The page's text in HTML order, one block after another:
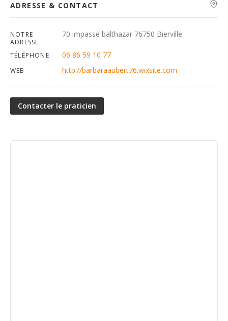
ADRESSE & CONTACT
NOTRE
ADRESSE
70 impasse balthazar 76750 Bierville
TÉLÉPHONE 06 86 59 10 77
WEB http://barbaraaubert76.wixsite.com
Contacter le praticien